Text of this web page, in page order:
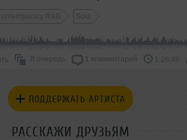
R&B Soul
В очередь 1 комментарий 1:26:48
ПОДДЕРЖАТЬ АРТИСТА
РАССКАЖИ ДРУЗЬЯМ